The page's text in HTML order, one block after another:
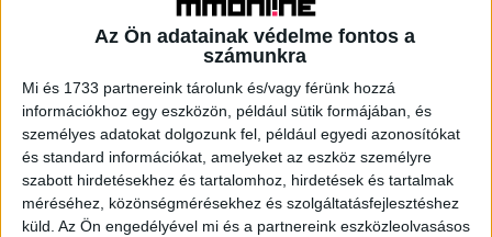
Az Ön adatainak védelme fontos a
számunkra
Mi és 1733 partnereink tárolunk és/vagy férünk hozzá
információkhoz egy eszközön, például sütik formájában, és
személyes adatokat dolgozunk fel, például egyedi azonosítókat
és standard információkat, amelyeket az eszköz személyre
szabott hirdetésekhez és tartalomhoz, hirdetések és tartalmak
méréséhez, közönségmérésekhez és szolgáltatásfejlesztéshez
küld. Az Ön engedélyével mi és a partnereink eszközleolvasásos
A remény azonban még nem párosul lelkesedéssel – a
válaszadók csupán egyharmada (38%) várja kíváncsian a
mesterséges intelligencia elterjedésével kapcsolatos
fejleményeket.
Dr. Chris Brauer, a Goldsmiths University of London
innovációs igazgatója és a Symmetry innovációs
igazgatója így nyilatkozott: „A mesterséges intelligencia
igazi ígérete abban rejlik, miként alakíthatja át a rutinjainkat,